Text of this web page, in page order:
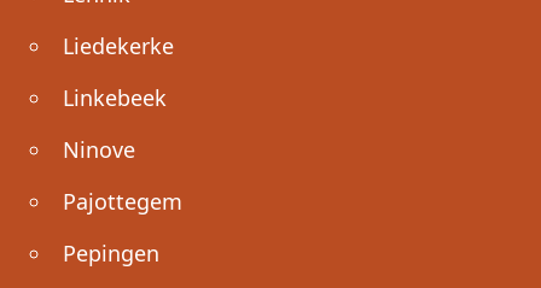
Liedekerke
Linkebeek
Ninove
Pajottegem
Pepingen